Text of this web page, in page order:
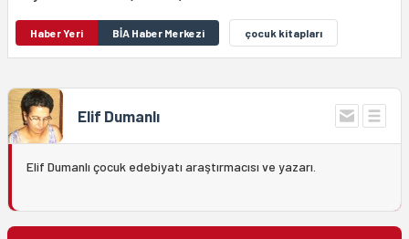
Haber Yeri BİA Haber Merkezi çocuk kitapları
Elif Dumanlı
Elif Dumanlı çocuk edebiyatı araştırmacısı ve yazarı.